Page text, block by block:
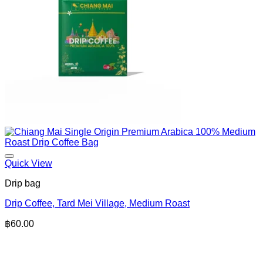
Quick View
Drip bag
Drip Coffee, Tard Mei Village, Medium Roast
฿60.00